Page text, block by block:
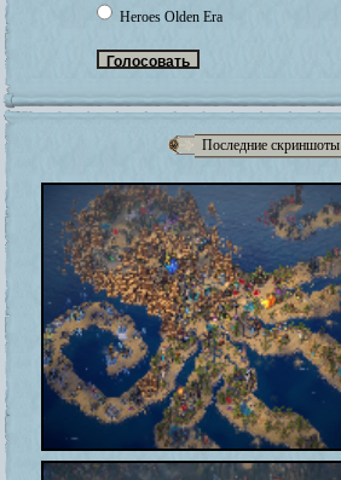
Heroes Olden Era
Последние скриншоты